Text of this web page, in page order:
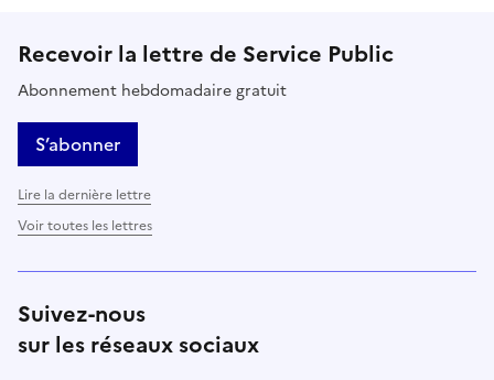
Recevoir la lettre de Service Public
Abonnement hebdomadaire gratuit
S’abonner
Lire la dernière lettre
Voir toutes les lettres
Suivez-nous
sur les réseaux sociaux